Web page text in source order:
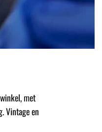
met
Vintage en